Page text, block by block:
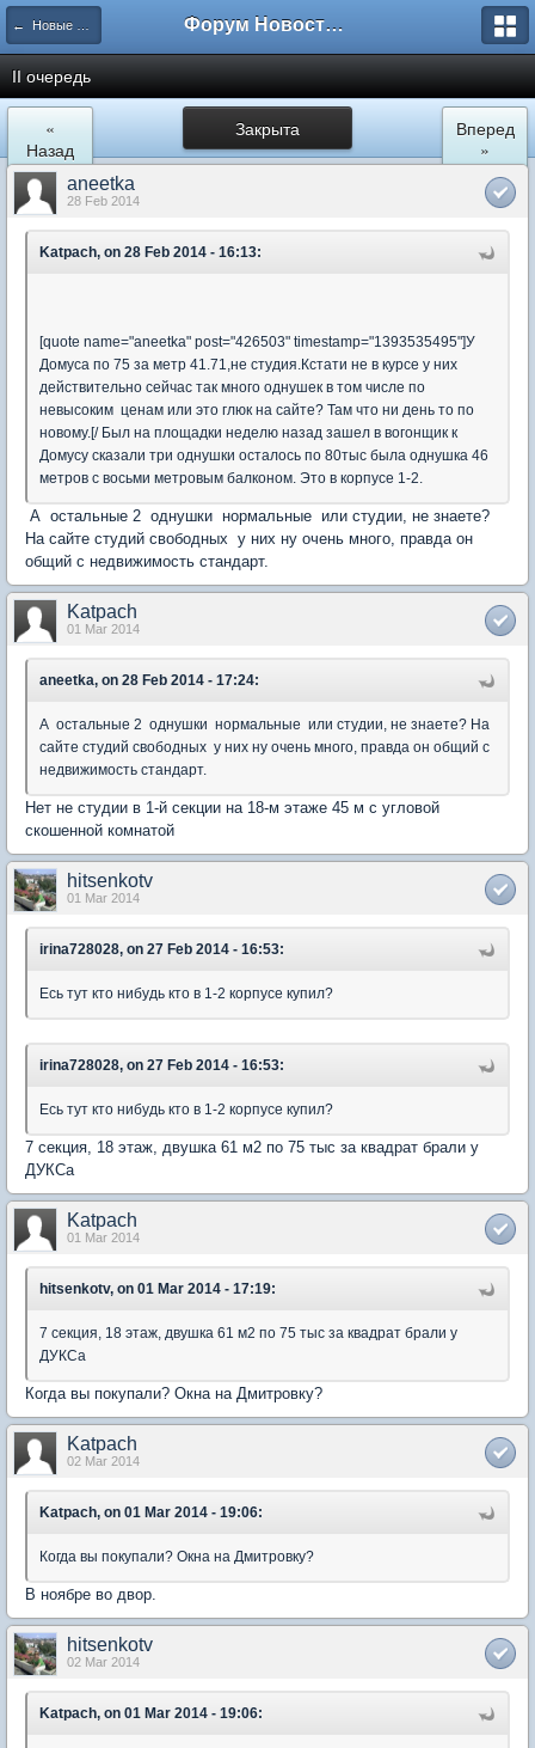
← Новые Водники Форум Новостройки
II очередь
Закрыта
«
Назад
Вперед
»
aneetka
28 Feb 2014
Katpach, on 28 Feb 2014 - 16:13:
[quote name="aneetka" post="426503" timestamp="1393535495"]У
Домуса по 75 за метр 41.71,не студия.Кстати не в курсе у них
действительно сейчас так много однушек в том числе по
невысоким ценам или это глюк на сайте? Там что ни день то по
новому.[/ Был на площадки неделю назад зашел в вогонщик к
Домусу сказали три однушки осталось по 80тыс была однушка 46
метров с восьми метровым балконом. Это в корпусе 1-2.
А остальные 2 однушки нормальные или студии, не знаете?
На сайте студий свободных у них ну очень много, правда он
общий с недвижимость стандарт.
Katpach
01 Mar 2014
aneetka, on 28 Feb 2014 - 17:24:
А остальные 2 однушки нормальные или студии, не знаете? На
сайте студий свободных у них ну очень много, правда он общий с
недвижимость стандарт.
Нет не студии в 1-й секции на 18-м этаже 45 м с угловой
скошенной комнатой
hitsenkotv
01 Mar 2014
irina728028, on 27 Feb 2014 - 16:53:
Есь тут кто нибудь кто в 1-2 корпусе купил?
irina728028, on 27 Feb 2014 - 16:53:
Есь тут кто нибудь кто в 1-2 корпусе купил?
7 секция, 18 этаж, двушка 61 м2 по 75 тыс за квадрат брали у
ДУКСа
Katpach
01 Mar 2014
hitsenkotv, on 01 Mar 2014 - 17:19:
7 секция, 18 этаж, двушка 61 м2 по 75 тыс за квадрат брали у
ДУКСа
Когда вы покупали? Окна на Дмитровку?
Katpach
02 Mar 2014
Katpach, on 01 Mar 2014 - 19:06:
Когда вы покупали? Окна на Дмитровку?
В ноябре во двор.
hitsenkotv
02 Mar 2014
Katpach, on 01 Mar 2014 - 19:06: